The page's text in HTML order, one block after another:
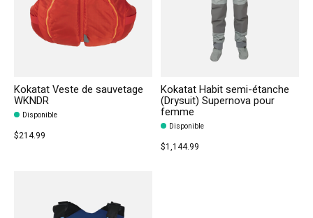
Kokatat Veste de sauvetage
WKNDR
Disponible
$214.99
Kokatat Habit semi-étanche
(Drysuit) Supernova pour
femme
Disponible
$1,144.99